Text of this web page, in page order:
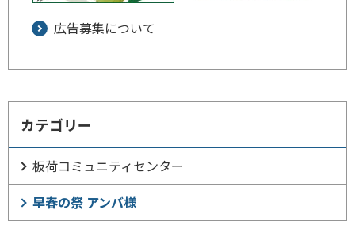
広告募集について
カテゴリー
板荷コミュニティセンター
早春の祭 アンバ様